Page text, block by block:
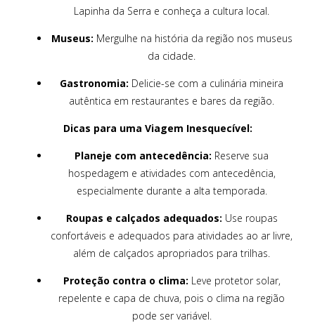
Lapinha da Serra e conheça a cultura local.
Museus: Mergulhe na história da região nos museus
da cidade.
Gastronomia: Delicie-se com a culinária mineira
autêntica em restaurantes e bares da região.
Dicas para uma Viagem Inesquecível:
Planeje com antecedência: Reserve sua
hospedagem e atividades com antecedência,
especialmente durante a alta temporada.
Roupas e calçados adequados: Use roupas
confortáveis e adequados para atividades ao ar livre,
além de calçados apropriados para trilhas.
Proteção contra o clima: Leve protetor solar,
repelente e capa de chuva, pois o clima na região
pode ser variável.